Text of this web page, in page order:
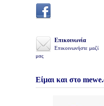
Επικοινωνία
Επικοινωνήστε μαζί
μας
Είμαι και στο